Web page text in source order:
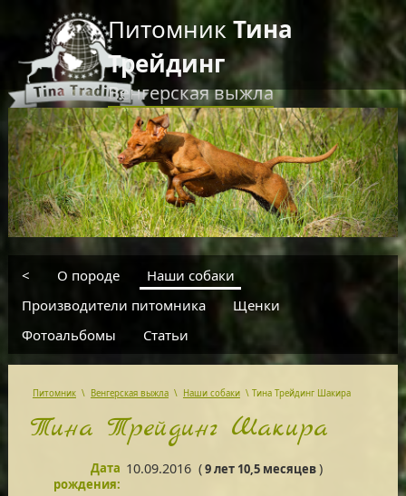
ПитомникТина
Трейдинг
Венгерская выжла
RU EN
введите текст для поиска
< О породе
Наши собаки
Производители питомника
Щенки
Фотоальбомы
Статьи
Питомник \ Венгерская выжла \ Наши собаки \ Тина Трейдинг Шакира
Тина Трейдинг Шакира
Дата
рождения:
10.09.2016(9 лет 10,5 месяцев)